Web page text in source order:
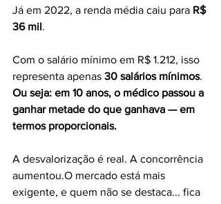
Já em 2022, a renda média caiu para R$
36 mil.
Com o salário mínimo em R$ 1.212, isso
representa apenas 30 salários mínimos.
Ou seja: em 10 anos, o médico passou a
ganhar metade do que ganhava — em
termos proporcionais.
A desvalorização é real. A concorrência
aumentou.O mercado está mais
exigente, e quem não se destaca... fica